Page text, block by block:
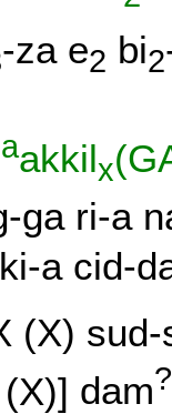
-za e2 bi2
aakkilx
ga ri-a
ki-a cid-
(X) sud-
(X)] dam?